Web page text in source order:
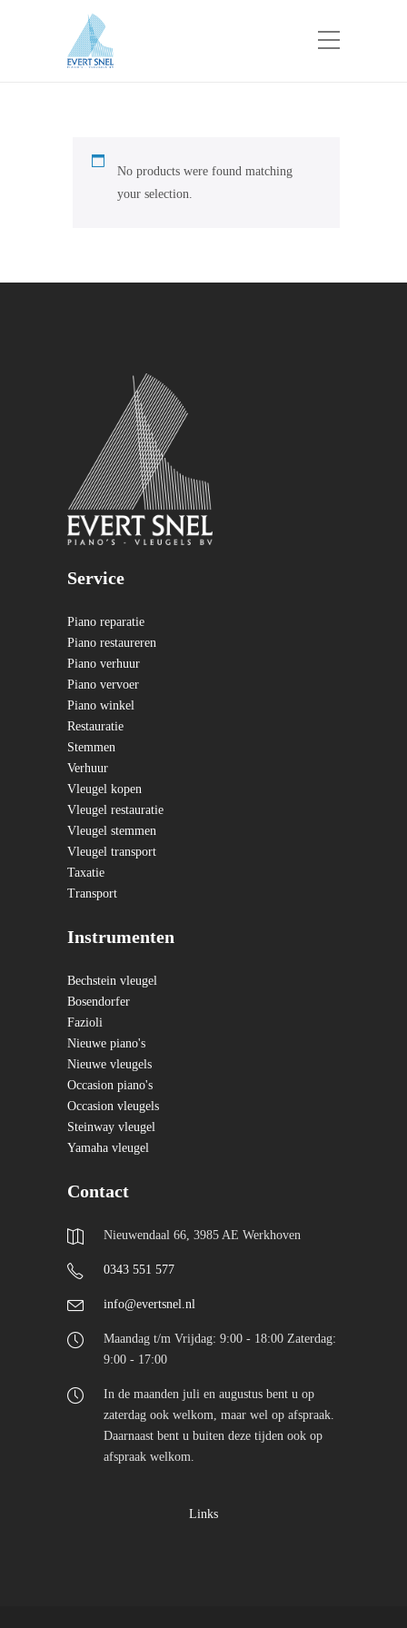
No products were found matching
your selection.
Service
Piano reparatie
Piano restaureren
Piano verhuur
Piano vervoer
Piano winkel
Restauratie
Stemmen
Verhuur
Vleugel kopen
Vleugel restauratie
Vleugel stemmen
Vleugel transport
Taxatie
Transport
Instrumenten
Bechstein vleugel
Bosendorfer
Fazioli
Nieuwe piano's
Nieuwe vleugels
Occasion piano's
Occasion vleugels
Steinway vleugel
Yamaha vleugel
Contact
Nieuwendaal 66, 3985 AE Werkhoven
0343 551 577
info@evertsnel.nl
Maandag t/m Vrijdag: 9:00 - 18:00 Zaterdag:
9:00 - 17:00
In de maanden juli en augustus bent u op
zaterdag ook welkom, maar wel op afspraak.
Daarnaast bent u buiten deze tijden ook op
afspraak welkom.
Links